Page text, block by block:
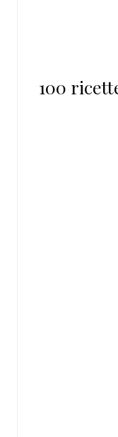
100